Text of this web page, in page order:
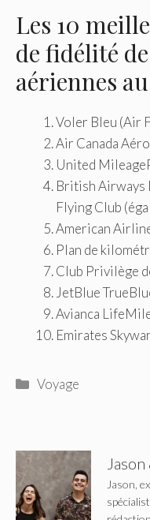
Les 10
de fidélité
aériennes
Voler Bleu (Air
Air Canada
United
British Airways
Flying Club
American
Plan de
Club Privilège
JetBlue
Avianca
Emirates
Catégories
Voyage
Jason,